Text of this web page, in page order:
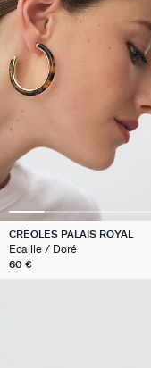
CRÉOLES PALAIS ROYAL
Ecaille / Doré
60 €